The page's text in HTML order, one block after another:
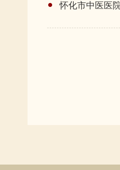
怀化市中医医